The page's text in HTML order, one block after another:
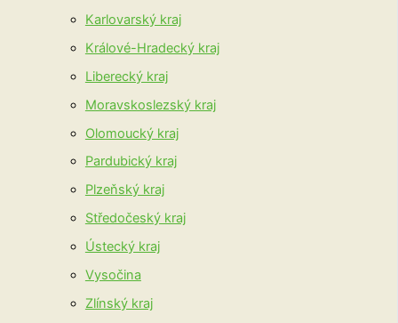
Karlovarský kraj
Králové-Hradecký kraj
Liberecký kraj
Moravskoslezský kraj
Olomoucký kraj
Pardubický kraj
Plzeňský kraj
Středočeský kraj
Ústecký kraj
Vysočina
Zlínský kraj